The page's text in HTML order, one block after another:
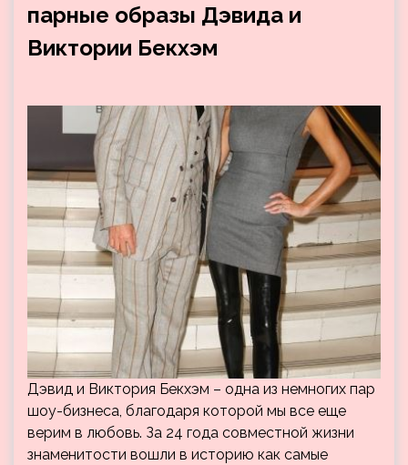
парные образы Дэвида и
Виктории Бекхэм
Дэвид и Виктория Бекхэм – одна из немногих пар
шоу-бизнеса, благодаря которой мы все еще
верим в любовь. За 24 года совместной жизни
знаменитости вошли в историю как самые